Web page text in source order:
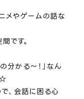
メやゲームの話な
です。
分かる～！」なん
☆
、会話に困る心